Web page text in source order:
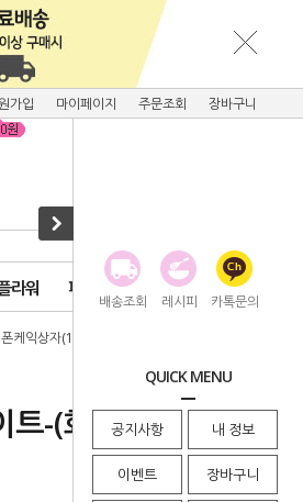
배송조회 레시피 카톡문의
QUICK MENU
공지사항 내 정보
이벤트 장바구니
가입 마이페이지 주문조회 장바구니
라워 피크닉용품
케익상자(1호)화이트-(화이트케익받침포함)
트-(화이트케익받침